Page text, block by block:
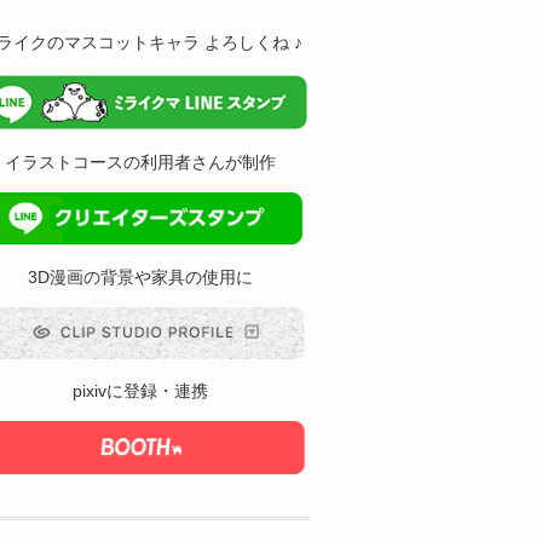
イクのマスコットキャラ よろしくね ♪
イラストコースの利用者さんが制作
3D漫画の背景や家具の使用に
pixivに登録・連携